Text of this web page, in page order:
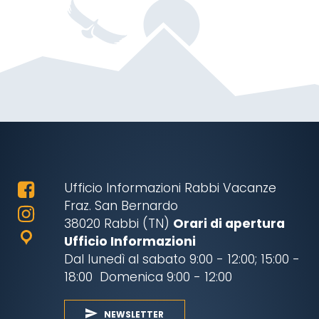
Ufficio Informazioni Rabbi Vacanze
Fraz. San Bernardo
38020 Rabbi (TN) Orari di apertura
Ufficio Informazioni
Dal lunedì al sabato 9:00 - 12:00; 15:00 -
18:00 Domenica 9:00 - 12:00
NEWSLETTER